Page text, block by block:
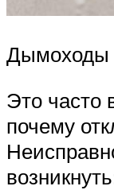
Дымоходы
Это часто
почему